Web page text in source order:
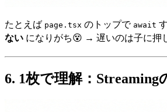
たとえば page.tsx のトップで await
ない になりがち😵 → 遅いのは子に押
6. 1枚で理解：Streaming